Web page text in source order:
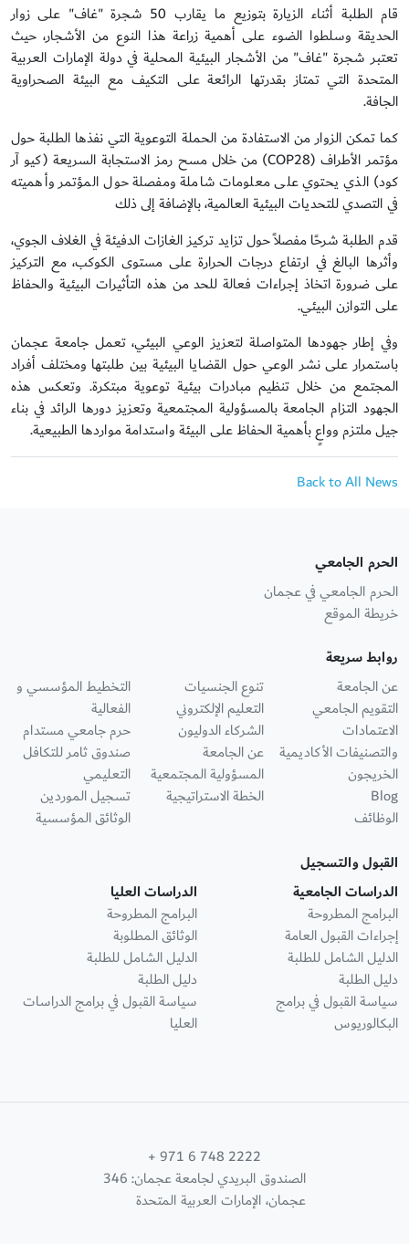
قام الطلبة أثناء الزيارة بتوزيع ما يقارب 50 شجرة "غاف" على زوار
الحديقة وسلطوا الضوء على أهمية زراعة هذا النوع من الأشجار، حيث
تعتبر شجرة "غاف" من الأشجار البيئية المحلية في دولة الإمارات العربية
المتحدة التي تمتاز بقدرتها الرائعة على التكيف مع البيئة الصحراوية
الجافة.
كما تمكن الزوار من الاستفادة من الحملة التوعوية التي نفذها الطلبة حول
مؤتمر الأطراف (COP28) من خلال مسح رمز الاستجابة السريعة (كيو آر
كود) الذي يحتوي على معلومات شاملة ومفصلة حول المؤتمر وأهميته
في التصدي للتحديات البيئية العالمية، بالإضافة إلى ذلك
قدم الطلبة شرحًا مفصلاً حول تزايد تركيز الغازات الدفيئة في الغلاف الجوي،
وأثرها البالغ في ارتفاع درجات الحرارة على مستوى الكوكب، مع التركيز
على ضرورة اتخاذ إجراءات فعالة للحد من هذه التأثيرات البيئية والحفاظ
على التوازن البيئي.
وفي إطار جهودها المتواصلة لتعزيز الوعي البيئي، تعمل جامعة عجمان
باستمرار على نشر الوعي حول القضايا البيئية بين طلبتها ومختلف أفراد
المجتمع من خلال تنظيم مبادرات بيئية توعوية مبتكرة. وتعكس هذه
الجهود التزام الجامعة بالمسؤولية المجتمعية وتعزيز دورها الرائد في بناء
جيل ملتزم وواعٍ بأهمية الحفاظ على البيئة واستدامة مواردها الطبيعية.
Back to All News
الحرم الجامعي
الحرم الجامعي في عجمان
خريطة الموقع
روابط سريعة
عن الجامعة
التقويم الجامعي
الاعتمادات
والتصنيفات الأكاديمية
الخريجون
Blog
الوظائف
تنوع الجنسيات
التعليم الإلكتروني
الشركاء الدوليون
عن الجامعة
المسؤولية المجتمعية
الخطة الاستراتيجية
التخطيط المؤسسي و
الفعالية
حرم جامعي مستدام
صندوق ثامر للتكافل
التعليمي
تسجيل الموردين
الوثائق المؤسسية
القبول والتسجيل
الدراسات الجامعية
البرامج المطروحة
إجراءات القبول العامة
الدليل الشامل للطلبة
دليل الطلبة
سياسة القبول في برامج
البكالوريوس
الدراسات العليا
البرامج المطروحة
الوثائق المطلوبة
الدليل الشامل للطلبة
دليل الطلبة
سياسة القبول في برامج الدراسات
العليا
+ 971 6 748 2222
الصندوق البريدي لجامعة عجمان: 346
عجمان، الإمارات العربية المتحدة